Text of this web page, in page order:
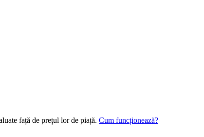
față de prețul lor de piață. Cum funcționează?